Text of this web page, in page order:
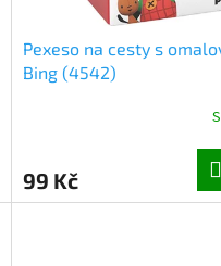
Pexeso na cesty s
Bing (4542)
99 Kč